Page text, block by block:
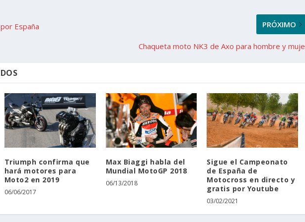
España
PRÓXIMO
Chaqueta moto NK3 de Axo para hombre y
Triumph confirma que
hará motores para
Moto2 en 2019
06/06/2017
Max Biaggi habla del
Mundial MotoGP 2018
06/13/2018
Sigue el Campeonato
de España de
Motocross en directo y
gratis por Youtube
03/02/2021